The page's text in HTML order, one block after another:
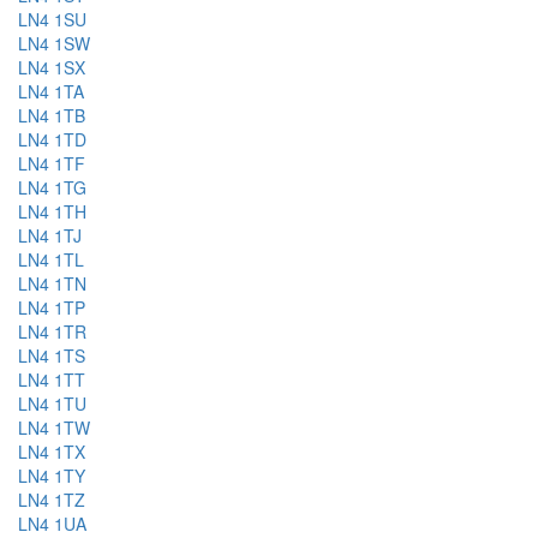
LN4 1SU
LN4 1SW
LN4 1SX
LN4 1TA
LN4 1TB
LN4 1TD
LN4 1TF
LN4 1TG
LN4 1TH
LN4 1TJ
LN4 1TL
LN4 1TN
LN4 1TP
LN4 1TR
LN4 1TS
LN4 1TT
LN4 1TU
LN4 1TW
LN4 1TX
LN4 1TY
LN4 1TZ
LN4 1UA